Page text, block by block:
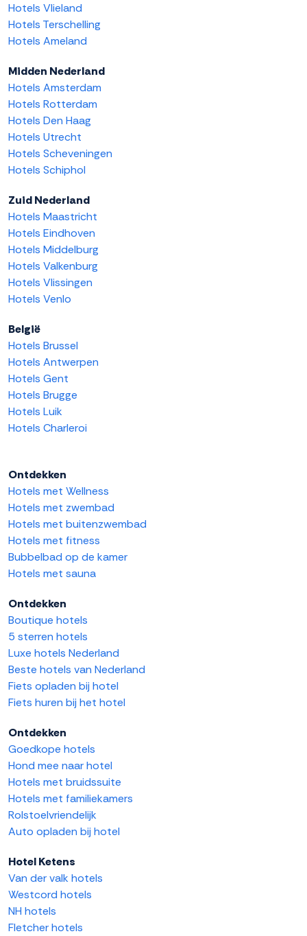
Hotels Vlieland
Hotels Terschelling
Hotels Ameland
Midden Nederland
Hotels Amsterdam
Hotels Rotterdam
Hotels Den Haag
Hotels Utrecht
Hotels Scheveningen
Hotels Schiphol
Zuid Nederland
Hotels Maastricht
Hotels Eindhoven
Hotels Middelburg
Hotels Valkenburg
Hotels Vlissingen
Hotels Venlo
België
Hotels Brussel
Hotels Antwerpen
Hotels Gent
Hotels Brugge
Hotels Luik
Hotels Charleroi
Ontdekken
Hotels met Wellness
Hotels met zwembad
Hotels met buitenzwembad
Hotels met fitness
Bubbelbad op de kamer
Hotels met sauna
Ontdekken
Boutique hotels
5 sterren hotels
Luxe hotels Nederland
Beste hotels van Nederland
Fiets opladen bij hotel
Fiets huren bij het hotel
Ontdekken
Goedkope hotels
Hond mee naar hotel
Hotels met bruidssuite
Hotels met familiekamers
Rolstoelvriendelijk
Auto opladen bij hotel
Hotel Ketens
Van der valk hotels
Westcord hotels
NH hotels
Fletcher hotels